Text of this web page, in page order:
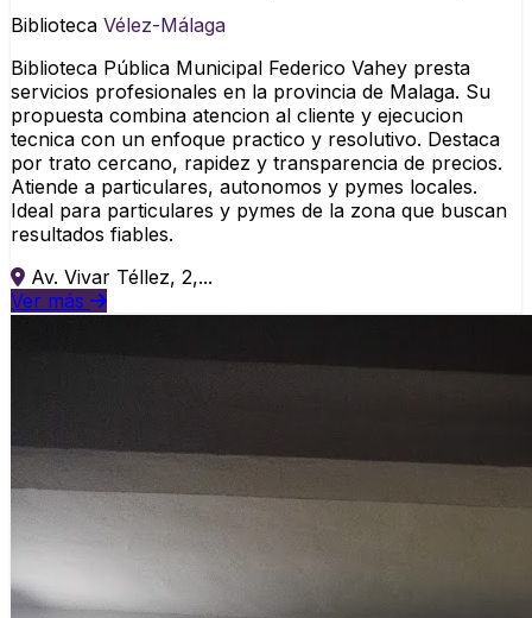
Biblioteca Vélez-Málaga
Biblioteca Pública Municipal Federico Vahey presta
servicios profesionales en la provincia de Malaga. Su
propuesta combina atencion al cliente y ejecucion
tecnica con un enfoque practico y resolutivo. Destaca
por trato cercano, rapidez y transparencia de precios.
Atiende a particulares, autonomos y pymes locales.
Ideal para particulares y pymes de la zona que buscan
resultados fiables.
Av. Vivar Téllez, 2,...
Ver más